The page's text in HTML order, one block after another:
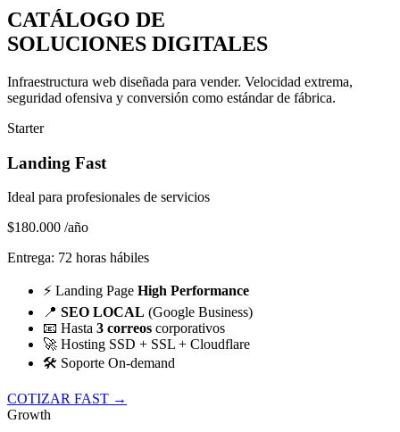
CATÁLOGO DE
SOLUCIONES DIGITALES
Infraestructura web diseñada para vender. Velocidad extrema,
seguridad ofensiva y conversión como estándar de fábrica.
Starter
Landing Fast
Ideal para profesionales de servicios
$180.000 /año
Entrega: 72 horas hábiles
⚡ Landing Page High Performance
📍 SEO LOCAL (Google Business)
📧 Hasta 3 correos corporativos
🚀 Hosting SSD + SSL + Cloudflare
🛠️ Soporte On-demand
COTIZAR FAST →
Growth